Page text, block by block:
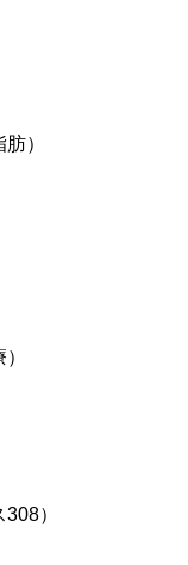
）
）